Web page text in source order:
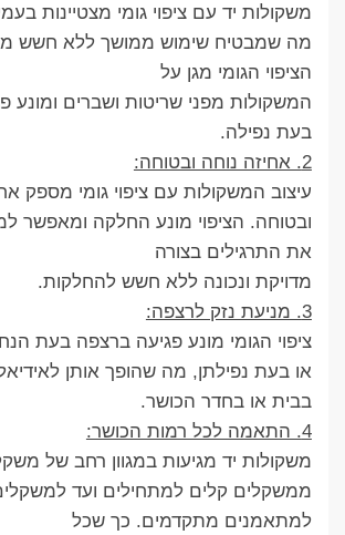
משקולות יד עם ציפוי גומי מצטיינות
מה שמבטיח שימוש ממושך ללא חשש
הציפוי הגומי מגן על
המשקולות מפני שריטות ושברים ומונע
בעת נפילה.
2. אחיזה נוחה ובטוחה:
עיצוב המשקולות עם ציפוי גומי מספק
ובטוחה. הציפוי מונע החלקה ומאפשר
את התרגילים בצורה
מדויקת ונכונה ללא חשש להחלקות.
3. מניעת נזק לרצפה:
ציפוי הגומי מונע פגיעה ברצפה בעת
או בעת נפילתן, מה שהופך אותן
בבית או בחדר הכושר.
4. התאמה לכל רמות הכושר:
משקולות יד מגיעות במגוון רחב של
ממשקלים קלים למתחילים ועד
למתאמנים מתקדמים. כך שכל